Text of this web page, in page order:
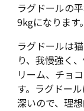
ラグドールの
9kgになります。
ラグドールは
り、我慢強く
リーム、チョ
す。ラグドー
深いので、理